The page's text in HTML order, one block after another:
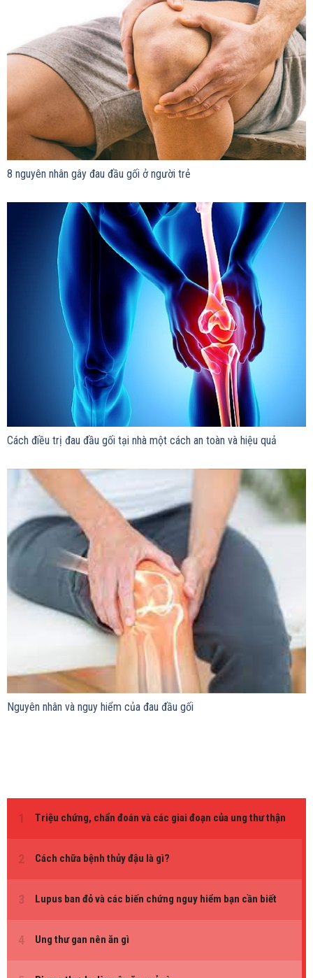
8 nguyên nhân gây đau đầu gối ở người trẻ
Cách điều trị đau đầu gối tại nhà một cách an toàn và hiệu quả
Nguyên nhân và nguy hiểm của đau đầu gối